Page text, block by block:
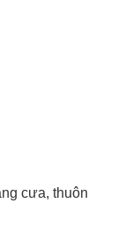
cưa, thuôn